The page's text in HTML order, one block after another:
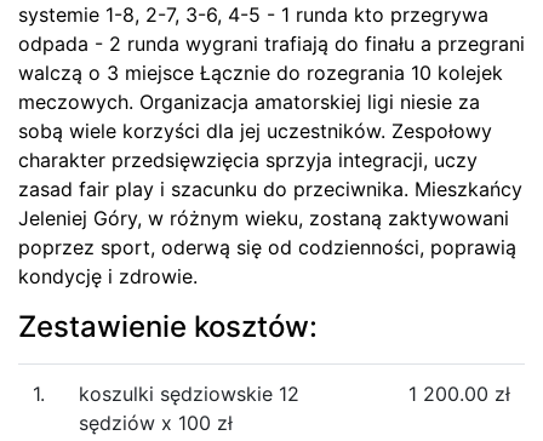
systemie 1-8, 2-7, 3-6, 4-5 - 1 runda kto przegrywa
odpada - 2 runda wygrani trafiają do finału a przegrani
walczą o 3 miejsce Łącznie do rozegrania 10 kolejek
meczowych. Organizacja amatorskiej ligi niesie za
sobą wiele korzyści dla jej uczestników. Zespołowy
charakter przedsięwzięcia sprzyja integracji, uczy
zasad fair play i szacunku do przeciwnika. Mieszkańcy
Jeleniej Góry, w różnym wieku, zostaną zaktywowani
poprzez sport, oderwą się od codzienności, poprawią
kondycję i zdrowie.
Zestawienie kosztów:
1.
koszulki sędziowskie 12
sędziów x 100 zł
1 200.00 zł